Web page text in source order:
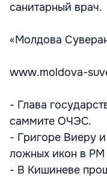
санитарный врач.
«Молдова
www.moldova-
- Глава
саммите ОЧЭС.
- Григоре Виеру
ложных икон в РМ
- В Кишиневе